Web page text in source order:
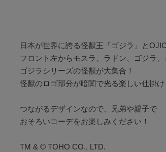
日本が世界に誇る怪獣王「ゴジラ」と
フロント左からモスラ、ラドン、ゴジラ
ゴジラシリーズの怪獣が大集合！
怪獣のロゴ部分が暗闇で光る楽しい仕掛
つながるデザインなので、兄弟や親子で
おそろいコーデをお楽しみください！
TM & © TOHO CO., LTD.